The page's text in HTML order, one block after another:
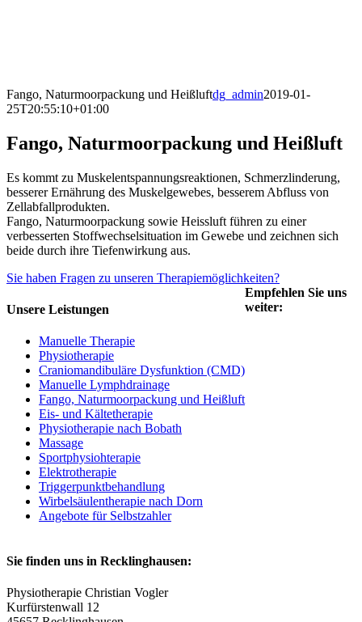
Fango, Naturmoorpackung und Heißluftdg_admin2019-01-
25T20:55:10+01:00
Fango, Naturmoorpackung und Heißluft
Es kommt zu Muskelentspannungsreaktionen, Schmerzlinderung,
besserer Ernährung des Muskelgewebes, besserem Abfluss von
Zellabfallprodukten.
Fango, Naturmoorpackung sowie Heissluft führen zu einer
verbesserten Stoffwechselsituation im Gewebe und zeichnen sich
beide durch ihre Tiefenwirkung aus.
Sie haben Fragen zu unseren Therapiemöglichkeiten?
Unsere Leistungen
Manuelle Therapie
Physiotherapie
Craniomandibuläre Dysfunktion (CMD)
Manuelle Lymphdrainage
Fango, Naturmoorpackung und Heißluft
Eis- und Kältetherapie
Physiotherapie nach Bobath
Massage
Sportphysiohterapie
Elektrotherapie
Triggerpunktbehandlung
Wirbelsäulentherapie nach Dorn
Angebote für Selbstzahler
Empfehlen Sie uns
weiter:
Sie finden uns in Recklinghausen:
Physiotherapie Christian Vogler
Kurfürstenwall 12